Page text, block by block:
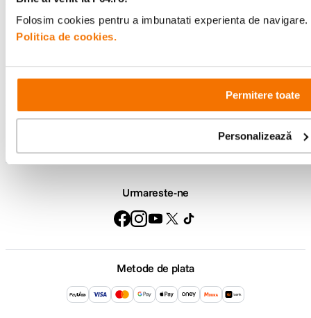
Folosim cookies pentru a imbunatati experienta de
Politica de cookies.
Permitere toate
Personalizează
Comenzi si livrare
Suport
Urmareste-ne
Metode de plata